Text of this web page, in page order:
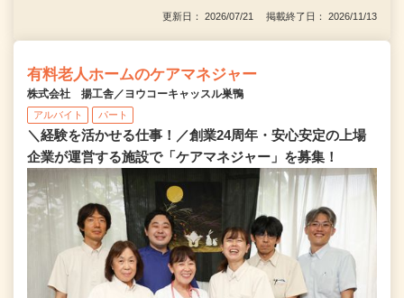
更新日： 2026/07/21 掲載終了日： 2026/11/13
有料老人ホームのケアマネジャー
株式会社 揚工舎／ヨウコーキャッスル巣鴨
アルバイト パート
＼経験を活かせる仕事！／創業24周年・安心安定の上場
企業が運営する施設で「ケアマネジャー」を募集！